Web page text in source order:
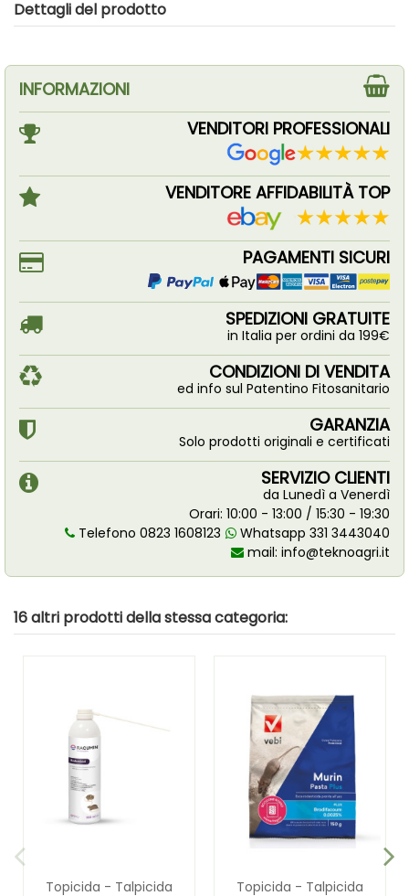
Dettagli del prodotto
INFORMAZIONI
VENDITORI PROFESSIONALI
VENDITORE AFFIDABILITÀ TOP
PAGAMENTI SICURI
SPEDIZIONI GRATUITE
in Italia per ordini da 199€
CONDIZIONI DI VENDITA
ed info sul Patentino Fitosanitario
GARANZIA
Solo prodotti originali e certificati
SERVIZIO CLIENTI
da Lunedì a Venerdì
Orari: 10:00 - 13:00 / 15:30 - 19:30
Telefono 0823 1608123
Whatsapp 331 3443040
mail: info@teknoagri.it
16 altri prodotti della stessa categoria:
Topicida - Talpicida
Topicida - Talpicida